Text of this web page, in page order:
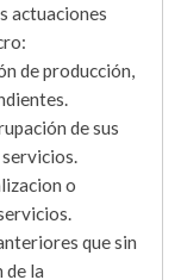
actuaciones
de producción,
de sus
o
que sin
de la